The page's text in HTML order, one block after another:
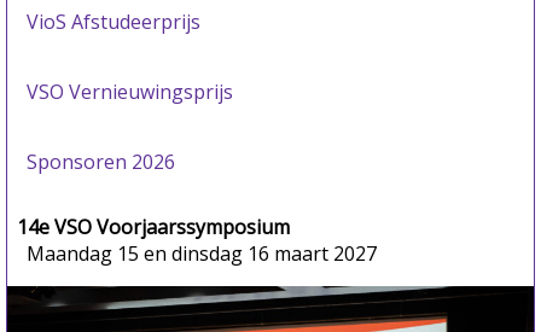
VioS Afstudeerprijs
VSO Vernieuwingsprijs
Sponsoren 2026
14e VSO Voorjaarssymposium
Maandag 15 en dinsdag 16 maart 2027